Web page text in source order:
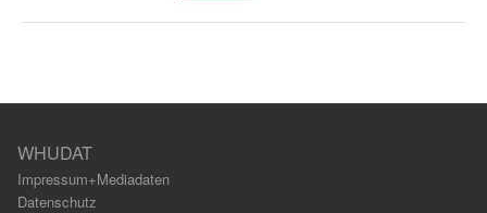
WHUDAT
Impressum+Mediadaten
Datenschutz